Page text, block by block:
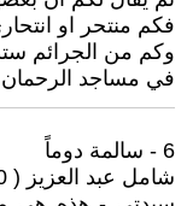
فكم منتحر او
وكم من الجرائم
في مساجد
6 - سالمة دوماً
شامل عبد العزيز ( 2010 / 4 / 1 - 21:27 )